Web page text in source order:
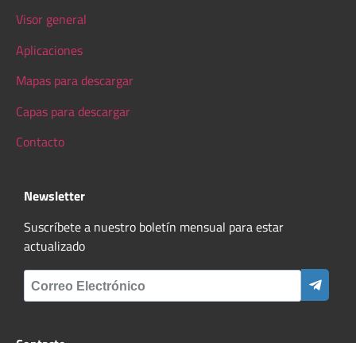
Visor general
Aplicaciones
Mapas para descargar
Capas para descargar
Contacto
Newsletter
Suscríbete a nuestro boletín mensual para estar
actualizado